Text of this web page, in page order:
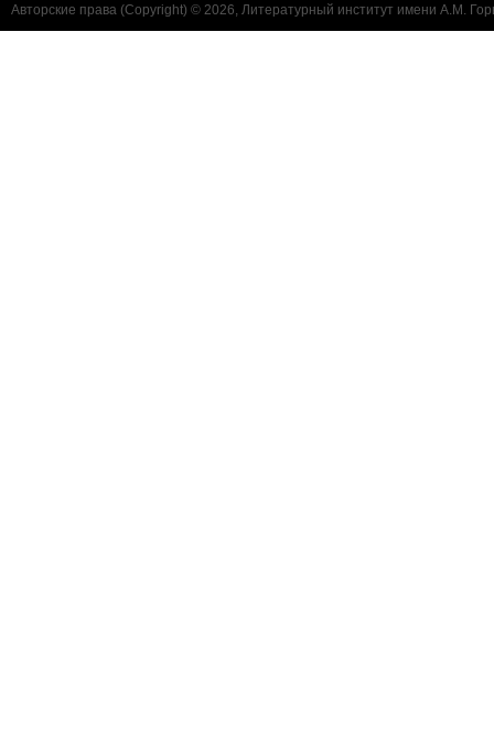
Авторские права (Copyright) © 2026, Литературный институт имени А.М.